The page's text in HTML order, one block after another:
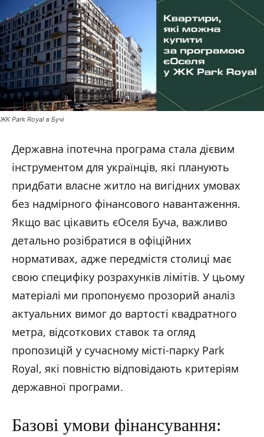
ЖК Park Royal в Бучі
Державна іпотечна програма стала дієвим
інструментом для українців, які планують
придбати власне житло на вигідних умовах
без надмірного фінансового навантаження.
Якщо вас цікавить єОселя Буча, важливо
детально розібратися в офіційних
нормативах, адже передмістя столиці має
свою специфіку розрахунків лімітів. У цьому
матеріалі ми пропонуємо прозорий аналіз
актуальних вимог до вартості квадратного
метра, відсоткових ставок та огляд
пропозицій у сучасному місті-парку Park
Royal, які повністю відповідають критеріям
державної програми.
Базові умови фінансування: